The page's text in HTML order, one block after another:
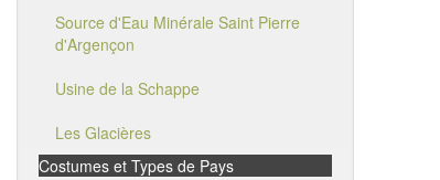
Source d'Eau Minérale Saint Pierre
d'Argençon
Usine de la Schappe
Les Glacières
Costumes et Types de Pays